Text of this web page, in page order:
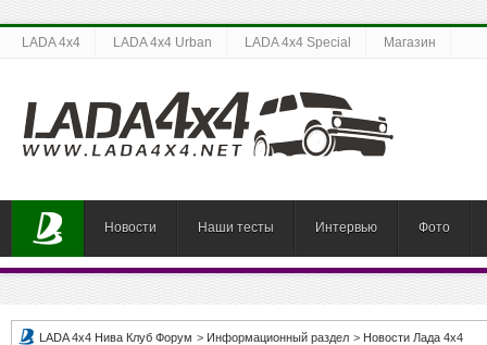
LADA 4x4 LADA 4x4 Urban LADA 4x4 Special Магазин
Новости Наши тесты Интервью Фото
LADA 4x4 Нива Клуб Форум > Информационный раздел > Новости Лада 4х4